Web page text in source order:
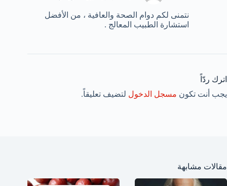
نتمنى لكم دوام الصحة والعافية ، من الأفضل
استشارة الطبيب المعالج .
اترك ردّاً
يجب أنت تكون مسجل الدخول لتضيف تعليقاً.
مقالات مشابهة